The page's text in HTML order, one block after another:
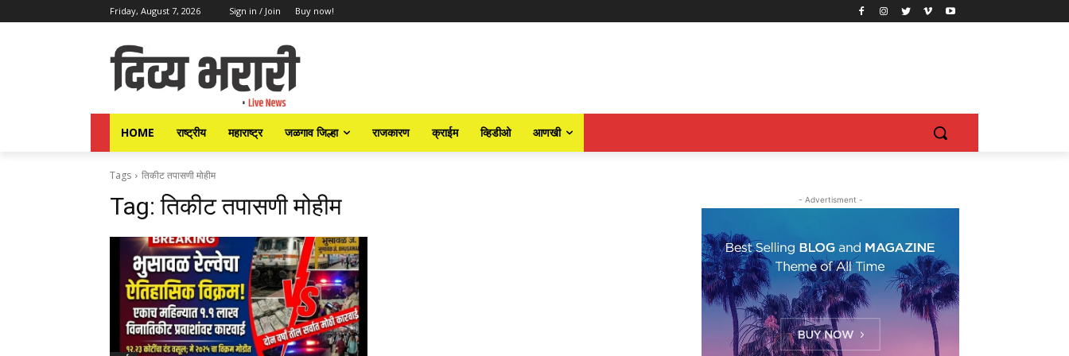
Friday, August 7, 2026 Sign in / Join Buy now!
HOME राष्ट्रीय महाराष्ट्र जळगाव जिल्हा राजकारण क्राईम व्हिडीओ आणखी
Tags तिकीट तपासणी मोहीम
Tag:तिकीट तपासणी मोहीम - Advertisment -